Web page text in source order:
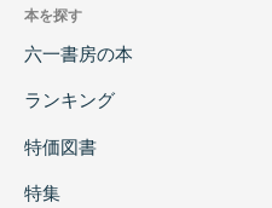
本を探す
六一書房の本
ランキング
特価図書
特集